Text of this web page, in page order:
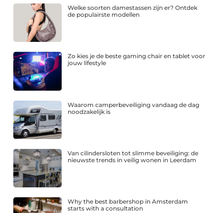
Welke soorten damestassen zijn er? Ontdek
de populairste modellen
Zo kies je de beste gaming chair en tablet voor
jouw lifestyle
Waarom camperbeveiliging vandaag de dag
noodzakelijk is
Van cilindersloten tot slimme beveiliging: de
nieuwste trends in veilig wonen in Leerdam
Why the best barbershop in Amsterdam
starts with a consultation